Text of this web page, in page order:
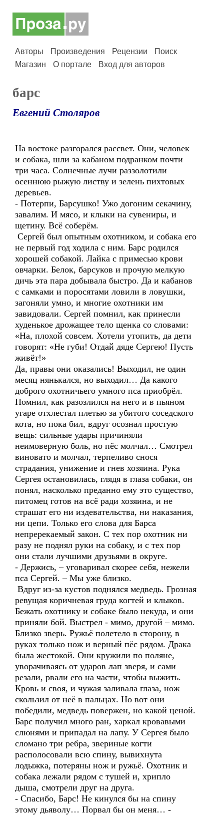
Авторы Произведения Рецензии
Поиск
Магазин
О портале Вход для авторов
барс
Евгений Столяров
На востоке разгорался рассвет. Они, человек
и собака, шли за кабаном подранком почти
три часа. Солнечные лучи раззолотили
осеннюю рыжую листву и зелень пихтовых
деревьев.
- Потерпи, Барсушко! Ужо догоним секачину,
завалим. И мясо, и клыки на сувениры, и
щетину. Всё соберём.
Сергей был опытным охотником, и собака его
не первый год ходила с ним. Барс родился
хорошей собакой. Лайка с примесью крови
овчарки. Белок, барсуков и прочую мелкую
дичь эта пара добывала быстро. Да и кабанов
с самками и поросятами ловили в ловушки,
загоняли умно, и многие охотники им
завидовали. Сергей помнил, как принесли
худенькое дрожащее тело щенка со словами:
«На, плохой совсем. Хотели утопить, да дети
говорят: «Не губи! Отдай дяде Сергею! Пусть
живёт!»
Да, правы они оказались! Выходил, не один
месяц нянькался, но выходил… Да какого
доброго охотничьего умного пса приобрёл.
Помнил, как разозлился на него и в пьяном
угаре отхлестал плетью за убитого соседского
кота, но пока бил, вдруг осознал простую
вещь: сильные удары причиняли
неимоверную боль, но пёс молчал… Смотрел
виновато и молчал, терпеливо снося
страдания, унижение и гнев хозяина. Рука
Сергея остановилась, глядя в глаза собаки, он
понял, насколько преданно ему это существо,
питомец готов на всё ради хозяина, и не
страшат его ни издевательства, ни наказания,
ни цепи. Только его слова для Барса
непререкаемый закон. С тех пор охотник ни
разу не поднял руки на собаку, и с тех пор
они стали лучшими друзьями в округе.
- Держись, – уговаривал скорее себя, нежели
пса Сергей. – Мы уже близко.
Вдруг из-за кустов поднялся медведь. Грозная
ревущая коричневая груда когтей и клыков.
Бежать охотнику и собаке было некуда, и они
приняли бой. Выстрел - мимо, другой – мимо.
Близко зверь. Ружьё полетело в сторону, в
руках только нож и верный пёс рядом. Драка
была жестокой. Они кружили по поляне,
уворачиваясь от ударов лап зверя, и сами
резали, рвали его на части, чтобы выжить.
Кровь и своя, и чужая заливала глаза, нож
скользил от неё в пальцах. Но вот они
победили, медведь повержен, но какой ценой.
Барс получил много ран, харкал кровавыми
слюнями и припадал на лапу. У Сергея было
сломано три ребра, звериные когти
располосовали всю спину, вывихнута
лодыжка, потеряны нож и ружьё. Охотник и
собака лежали рядом с тушей и, хрипло
дыша, смотрели друг на друга.
- Спасибо, Барс! Не кинулся бы на спину
этому дьяволу… Порвал бы он меня… -